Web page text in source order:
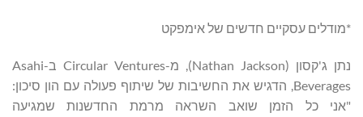
*מודלים עסקיים חדשים של אימפקט
נתן ג'קסון (Nathan Jackson), מ-Circular Ventures ב-Asahi
Beverages, הדגיש את החשיבות של שיתוף פעולה עם הון סיכון:
"אני כל הזמן שואב השראה מרמת החדשנות שמגיעה